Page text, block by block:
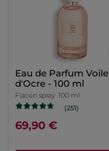
Eau de Parfum Voile
d'Ocre - 100 ml
Flacon spray 100 ml
(251)
69,90 €